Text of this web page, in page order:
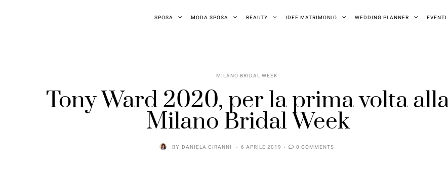
SPOSA MODA SPOSA BEAUTY IDEE MATRIMONIO WEDDING PLANNER EVENTI
MILANO BRIDAL WEEK
Tony Ward 2020, per la prima volta
Milano Bridal Week
BY DANIELA CIRANNI 6 APRILE 2019 0 COMMENTS